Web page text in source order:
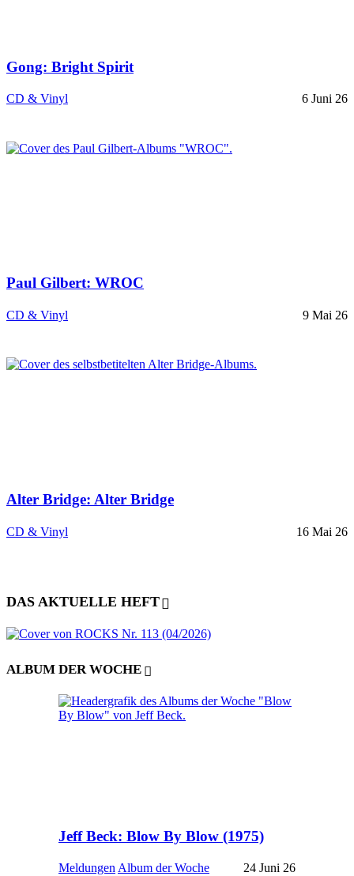
Gong: Bright Spirit
CD & Vinyl 6 Juni 26
Paul Gilbert: WROC
CD & Vinyl 9 Mai 26
Alter Bridge: Alter Bridge
CD & Vinyl 16 Mai 26
DAS AKTUELLE HEFT
ALBUM DER WOCHE
Jeff Beck: Blow By Blow (1975)
Meldungen Album der Woche 24 Juni 26